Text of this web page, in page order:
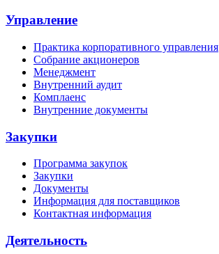
Управление
Практика корпоративного управления
Собрание акционеров
Менеджмент
Внутренний аудит
Комплаенс
Внутренние документы
Закупки
Программа закупок
Закупки
Документы
Информация для поставщиков
Контактная информация
Деятельность